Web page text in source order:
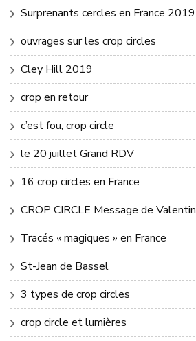
Surprenants cercles en France 2019
ouvrages sur les crop circles
Cley Hill 2019
crop en retour
c’est fou, crop circle
le 20 juillet Grand RDV
16 crop circles en France
CROP CIRCLE Message de Valentin
Tracés « magiques » en France
St-Jean de Bassel
3 types de crop circles
crop circle et lumières